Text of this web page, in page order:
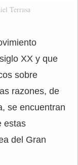
Terrasa
XX y que
sobre
razones, de
se encuentran
estas
del Gran